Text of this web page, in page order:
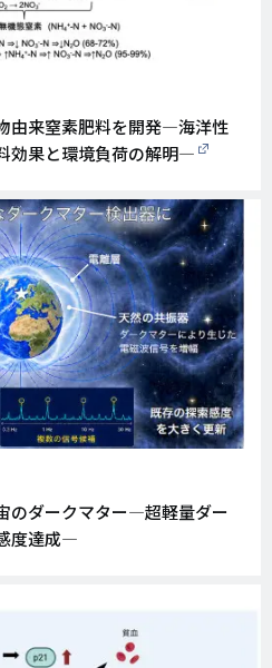
由来窒素肥料を開発―海洋性
効果と環境負荷の解明―
のダークマター―超軽量ダー
度達成―